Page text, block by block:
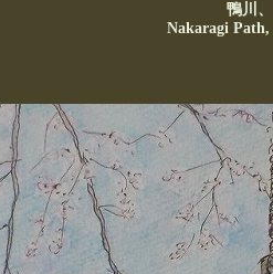
鴨川
Nakaragi Path,